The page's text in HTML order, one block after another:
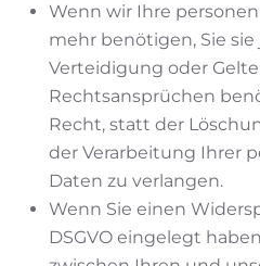
Wenn wir Ihre
mehr benötigen, Sie
Verteidigung oder
Rechtsansprüchen
Recht, statt der
der Verarbeitung Ihrer
Daten zu verlangen.
Wenn Sie einen
DSGVO eingelegt